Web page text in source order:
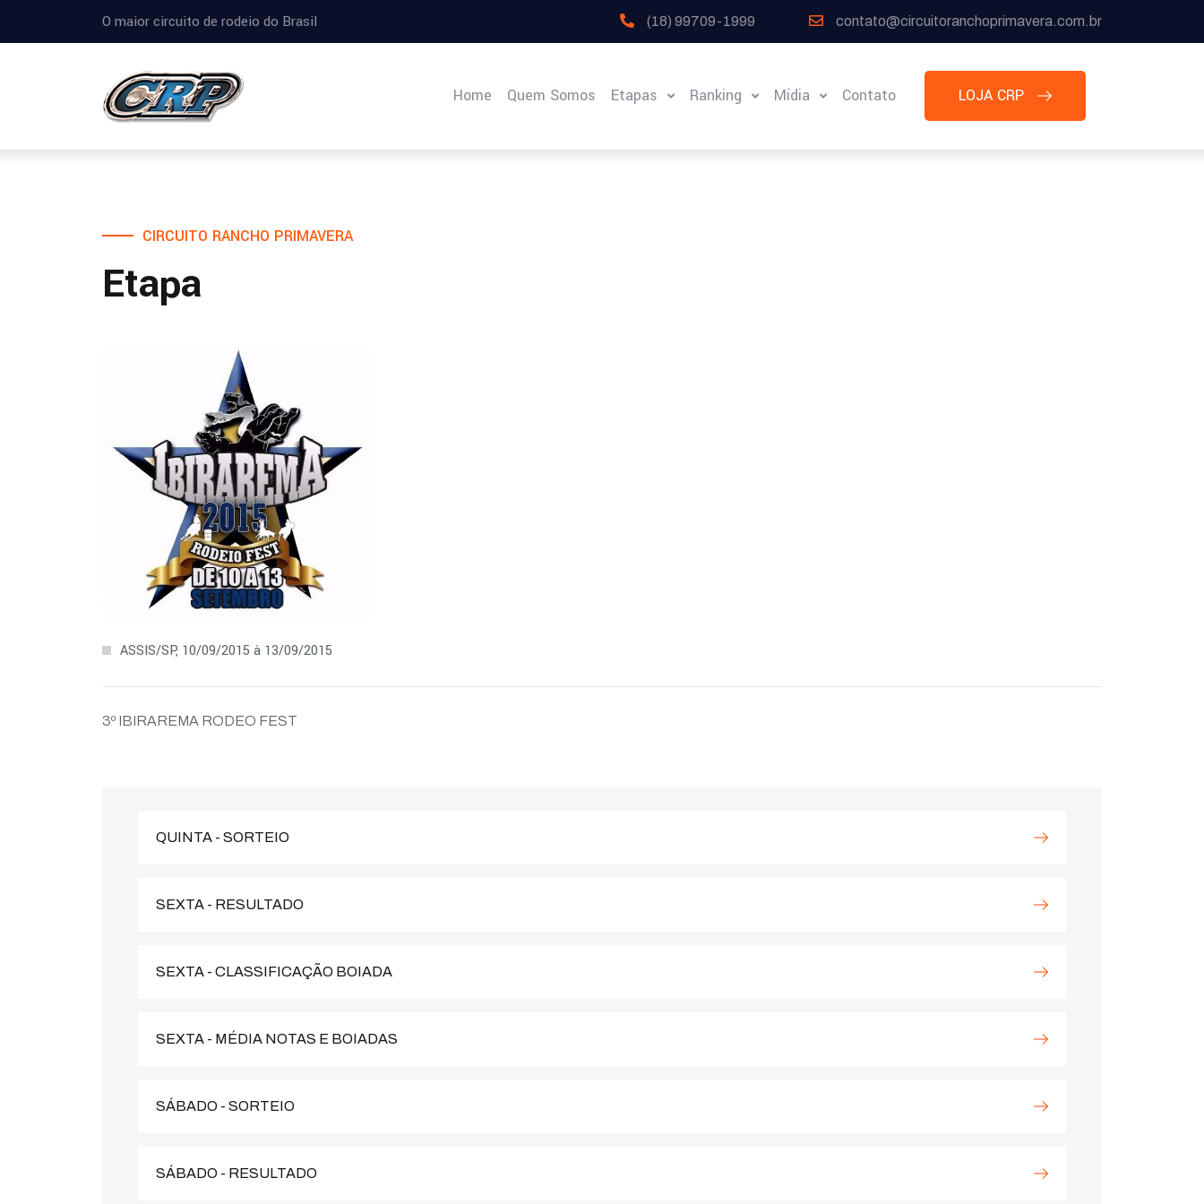
O maior circuito de rodeio do Brasil (18) 99709-1999 contato@circuitoranchoprimavera.com.br
Home Quem Somos Etapas Ranking Mídia Contato LOJA CRP
CIRCUITO RANCHO PRIMAVERA
Etapa
ASSIS/SP, 10/09/2015 à 13/09/2015
3º IBIRAREMA RODEO FEST
QUINTA - SORTEIO
SEXTA - RESULTADO
SEXTA - CLASSIFICAÇÃO BOIADA
SEXTA - MÉDIA NOTAS E BOIADAS
SÁBADO - SORTEIO
SÁBADO - RESULTADO